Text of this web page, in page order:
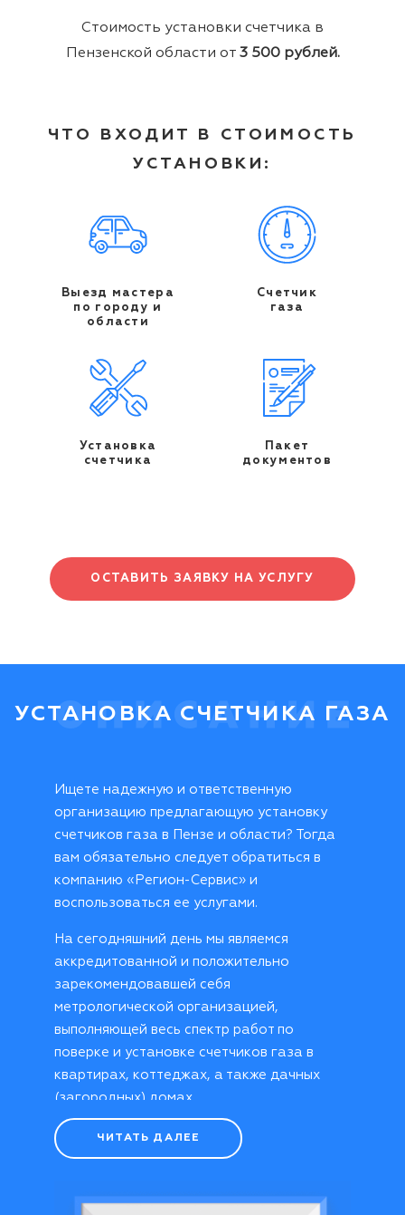
Стоимость установки счетчика в
Пензенской области от 3 500 рублей.
ЧТО ВХОДИТ В СТОИМОСТЬ
УСТАНОВКИ:
Выезд мастера
по городу и
области
Счетчик
газа
Установка
счетчика
Пакет
документов
ОСТАВИТЬ ЗАЯВКУ НА УСЛУГУ
УСТАНОВКА СЧЕТЧИКА ГАЗА
Ищете надежную и ответственную
организацию предлагающую установку
счетчиков газа в Пензе и области? Тогда
вам обязательно следует обратиться в
компанию «Регион-Сервис» и
воспользоваться ее услугами.
На сегодняшний день мы являемся
аккредитованной и положительно
зарекомендовавшей себя
метрологической организацией,
выполняющей весь спектр работ по
поверке и установке счетчиков газа в
квартирах, коттеджах, а также дачных
(загородных) домах.
Преимущества ООО «Регион-
Сервис»
газа требует от установщика
ЧИТАТЬ ДАЛЕЕ